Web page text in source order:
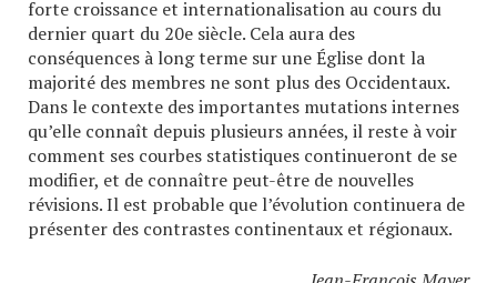
forte croissance et internationalisation au cours du
dernier quart du 20e siècle. Cela aura des
conséquences à long terme sur une Église dont la
majorité des membres ne sont plus des Occidentaux.
Dans le contexte des importantes mutations internes
qu’elle connaît depuis plusieurs années, il reste à voir
comment ses courbes statistiques continueront de se
modifier, et de connaître peut-être de nouvelles
révisions. Il est probable que l’évolution continuera de
présenter des contrastes continentaux et régionaux.